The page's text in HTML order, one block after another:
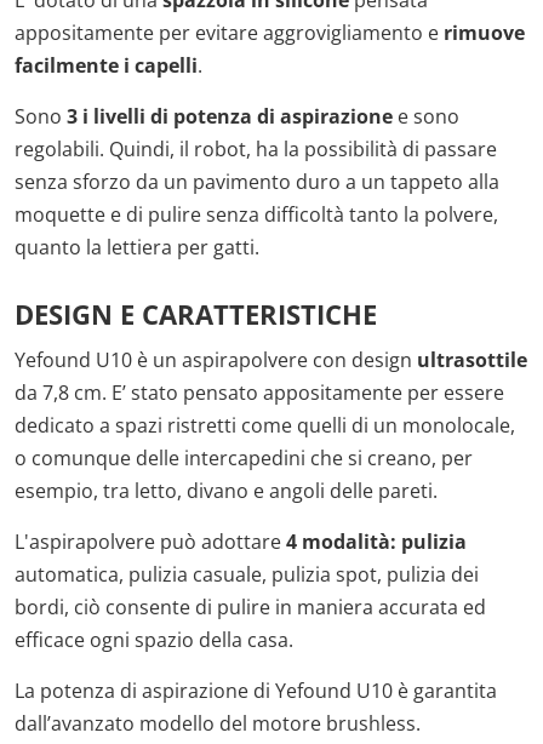
appositamente per evitare aggrovigliamento e rimuove
facilmente i capelli.
Sono 3 i livelli di potenza di aspirazione e sono
regolabili. Quindi, il robot, ha la possibilità di passare
senza sforzo da un pavimento duro a un tappeto alla
moquette e di pulire senza difficoltà tanto la polvere,
quanto la lettiera per gatti.
DESIGN E CARATTERISTICHE
Yefound U10 è un aspirapolvere con design ultrasottile
da 7,8 cm. E’ stato pensato appositamente per essere
dedicato a spazi ristretti come quelli di un monolocale,
o comunque delle intercapedini che si creano, per
esempio, tra letto, divano e angoli delle pareti.
L'aspirapolvere può adottare4 modalità: pulizia
automatica, pulizia casuale, pulizia spot, pulizia dei
bordi, ciò consente di pulire in maniera accurata ed
efficace ogni spazio della casa.
La potenza di aspirazione di Yefound U10 è garantita
dall’avanzato modello del motore brushless.